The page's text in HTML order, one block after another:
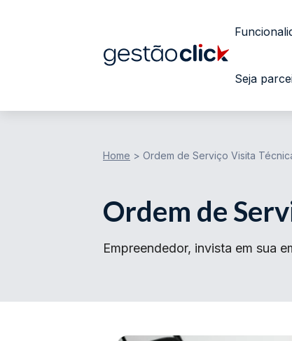
Seja
Home > Ordem de Serviço Visita
Ordem de
Empreendedor, invista em sua